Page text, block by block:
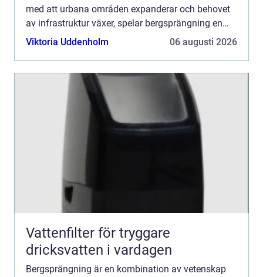
med att urbana områden expanderar och behovet
av infrastruktur växer, spelar bergsprängning en
central roll i att mö...
Viktoria Uddenholm 06 augusti 2026
Vattenfilter för tryggare
dricksvatten i vardagen
Bergsprängning är en kombination av vetenskap